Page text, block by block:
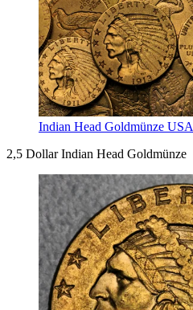
Indian Head Goldmünze USA
2,5 Dollar Indian Head Goldmünze